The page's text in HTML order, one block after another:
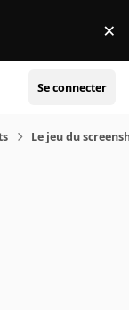
×
Se connecter
Le jeu du